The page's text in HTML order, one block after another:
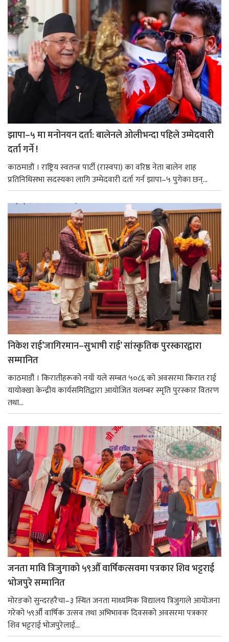
झापा–५ मा मनोनयन दर्ता: बालेनले ओलीभन्दा पहिले उम्मेदवारी
दर्ता गर्ने !
काठमाडाैं । राष्ट्रिय स्वतन्त्र पार्टी (रास्वपा) का वरिष्ठ नेता बालेन शाह
प्रतिनिधिसभा सदस्यका लागि उम्मेदवारी दर्ता गर्न झापा–५ पुगेका छन्...
निकेश राई’जागिरमान–सुभाषी राई’ सांस्कृतिक पुरस्कारद्वारा
सम्मानित
काठमाडौं । किरातीहरूको नयाँ यले सम्बत ५०८६ को अवसरमा किरात राई
यायोक्खा केन्द्रीय कार्यसमितिद्वारा आयोजित यलम्बर स्मृति पुरस्कार वितरण
तथा...
जनता मावि त्रिजुगाको ५९औँ वार्षिकत्सवमा पत्रकार शिव भट्टराई
भोजपुरे सम्मानित
मोरङको सुन्दरहरैचा–३ स्थित जनता माध्यमिक विद्यालय त्रिजुगाले आयोजना
गरेको ५९औँ वार्षिक उत्सव तथा अभिभावक दिवसको अवसरमा पत्रकार
शिव भट्टराई भोजपुरेलाई...